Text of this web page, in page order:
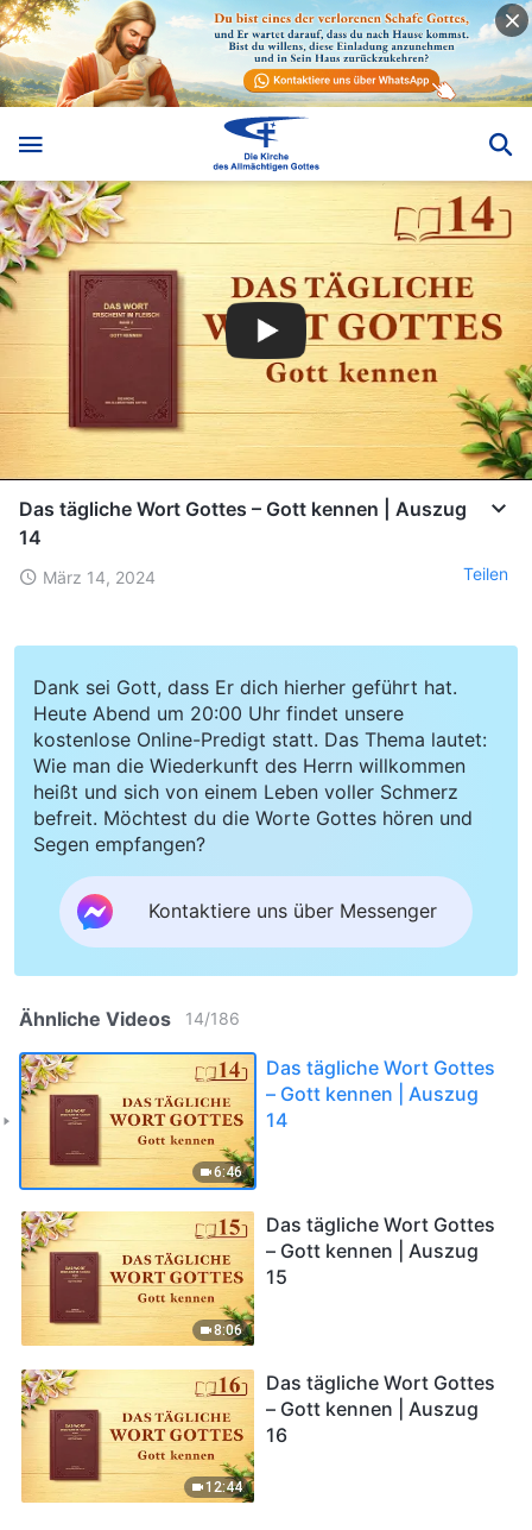
Das tägliche Wort Gottes – Gott kennen | Auszug
14
März 14, 2024 Teilen
Dank sei Gott, dass Er dich hierher geführt hat.
Heute Abend um 20:00 Uhr findet unsere
kostenlose Online-Predigt statt. Das Thema lautet:
Wie man die Wiederkunft des Herrn willkommen
heißt und sich von einem Leben voller Schmerz
befreit. Möchtest du die Worte Gottes hören und
Segen empfangen?
Kontaktiere uns über Messenger
Ähnliche Videos 14/186
6:46
Das tägliche Wort Gottes
– Gott kennen | Auszug
14
8:06
Das tägliche Wort Gottes
– Gott kennen | Auszug
15
12:44
Das tägliche Wort Gottes
– Gott kennen | Auszug
16